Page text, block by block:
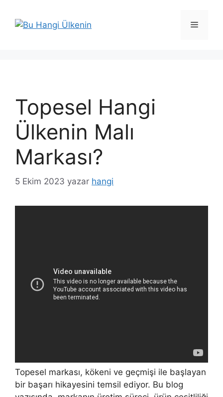
Menü
Topesel Hangi
Ülkenin Malı
Markası?
5 Ekim 2023 yazar hangi
Topesel markası, kökeni ve geçmişi ile başlayan
bir başarı hikayesini temsil ediyor. Bu blog